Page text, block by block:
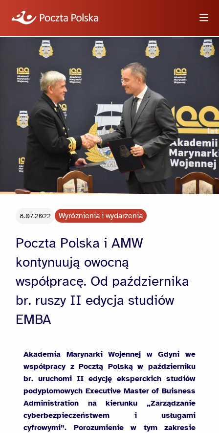
Wyszukiwarka
Informacje
Wideo
Logotypy i zdjęcia
Dla dziennikarzy
8.07.2022 Wyróżnienia i wydarzenia
Poczta Polska i AMW
kontynuują owocną
współpracę. Od października
br. ruszy II edycja studiów
EMBA
Akademia Marynarki Wojennej w Gdyni we
współpracy z Pocztą Polską w październiku
br. uruchomi II edycję eksperckich studiów
podyplomowych Executive Master of Buisness
Administration na kierunku „Zarządzanie
cyberbezpieczeństwem i usługami
cyfrowymi”. Porozumienie w tym zakresie